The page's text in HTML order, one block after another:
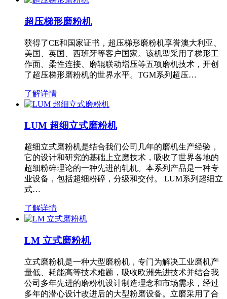
超压梯形磨粉机
获得了CE和国家证书，超压梯形磨粉机享誉澳大利亚、
美国、英国、西班牙等客户国家。该机型采用了梯形工
作面、柔性连接、磨辊联动增压等五项磨机技术，开创
了超压梯形磨粉机的世界水平。TGM系列超压…
了解详情
LUM 超细立式磨粉机
超细立式磨粉机是结合我们公司几年的磨机生产经验，
它的设计和研究的基础上立磨技术，吸收了世界各地的
超细粉碎理论的一种先进的轧机。本系列产品是一种专
业设备，包括超细粉碎，分级和交付。 LUM系列超细立
式…
了解详情
LM 立式磨粉机
立式磨粉机是一种大型磨粉机，专门为解决工业磨机产
量低、耗能高等技术难题，吸收欧洲先进技术并结合我
公司多年先进的磨粉机设计制造理念和市场需求，经过
多年的潜心设计改进后的大型粉磨设备。立磨采用了合